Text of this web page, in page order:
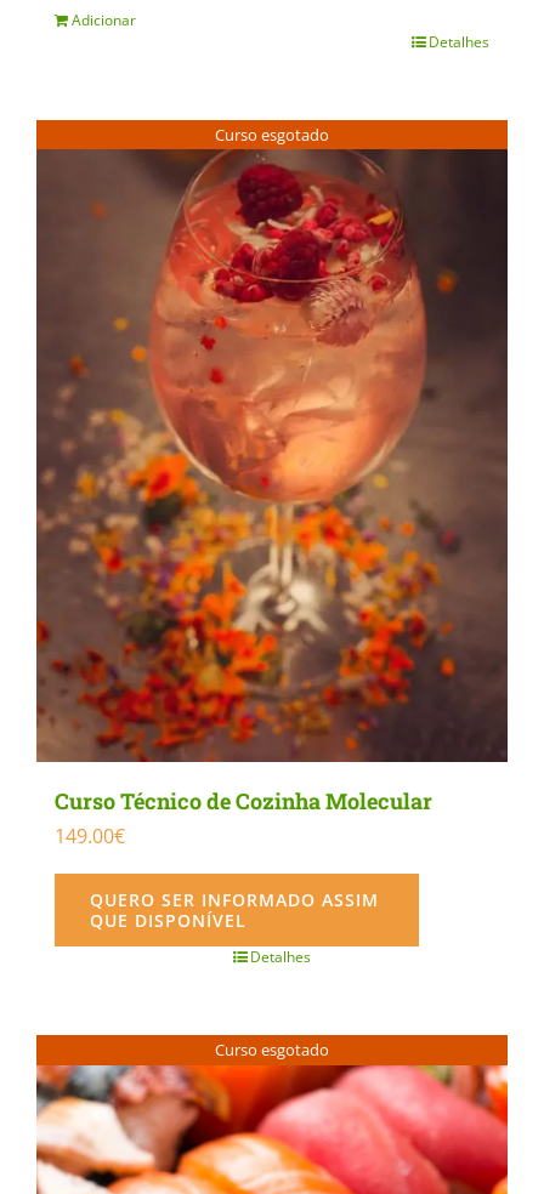
Adicionar
Detalhes
Curso esgotado
Curso Técnico de Cozinha Molecular
149.00€
QUERO SER INFORMADO ASSIM
QUE DISPONÍVEL
Detalhes
Curso esgotado